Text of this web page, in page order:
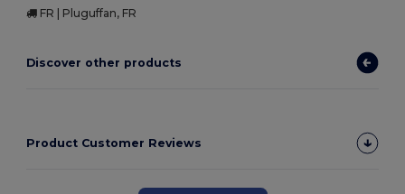
FR | Pluguffan, FR
Discover other products
Product Customer Reviews